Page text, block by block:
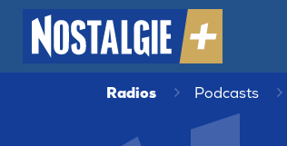
Radios Podcasts